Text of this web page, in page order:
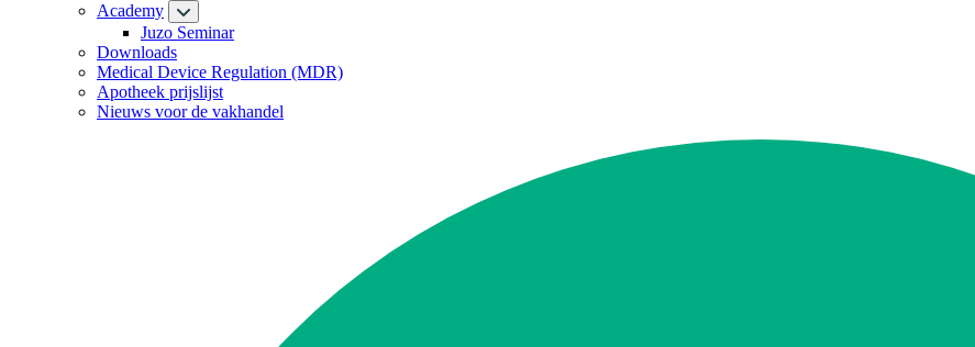
Academy
Juzo Seminar
Downloads
Medical Device Regulation (MDR)
Apotheek prijslijst
Nieuws voor de vakhandel